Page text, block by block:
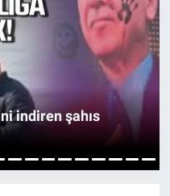
indiren şahıs